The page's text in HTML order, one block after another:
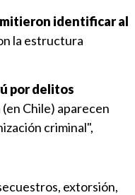
identificar al
la estructura
por delitos
Chile) aparecen
criminal",
extorsión,